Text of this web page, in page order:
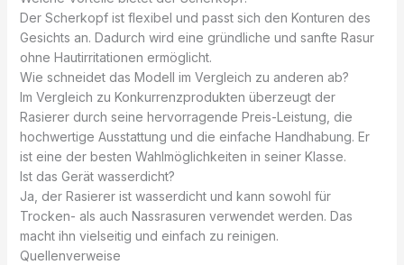
Der Scherkopf ist flexibel und passt sich den Konturen des
Gesichts an. Dadurch wird eine gründliche und sanfte Rasur
ohne Hautirritationen ermöglicht.
Wie schneidet das Modell im Vergleich zu anderen ab?
Im Vergleich zu Konkurrenzprodukten überzeugt der
Rasierer durch seine hervorragende Preis-Leistung, die
hochwertige Ausstattung und die einfache Handhabung. Er
ist eine der besten Wahlmöglichkeiten in seiner Klasse.
Ist das Gerät wasserdicht?
Ja, der Rasierer ist wasserdicht und kann sowohl für
Trocken- als auch Nassrasuren verwendet werden. Das
macht ihn vielseitig und einfach zu reinigen.
Quellenverweise